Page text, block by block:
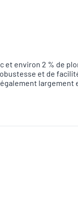
et environ 2 % de
et de